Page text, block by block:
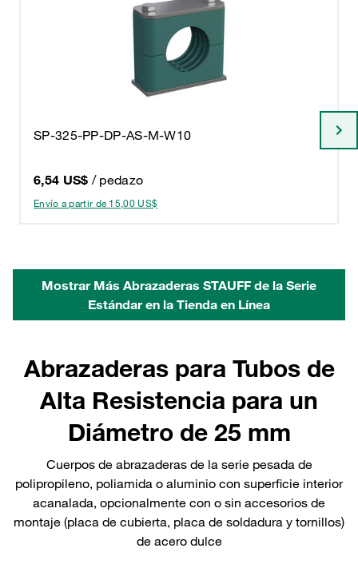
SP-325-PP-DP-AS-M-W10
6,54 US$ / pedazo
Envío a partir de 15,00 US$
Mostrar Más Abrazaderas STAUFF de la Serie
Estándar en la Tienda en Línea
Abrazaderas para Tubos de
Alta Resistencia para un
Diámetro de 25 mm
Cuerpos de abrazaderas de la serie pesada de
polipropileno, poliamida o aluminio con superficie interior
acanalada, opcionalmente con o sin accesorios de
montaje (placa de cubierta, placa de soldadura y tornillos)
de acero dulce